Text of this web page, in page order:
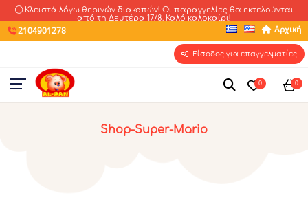
Κλειστά λόγω θερινών διακοπών! Οι παραγγελίες θα εκτελούνται
από τη Δευτέρα 17/8. Καλό καλοκαίρι!
Είσοδος για επαγγελματίες
2104901278 Αρχική
0 0
Shop-Super-Mario